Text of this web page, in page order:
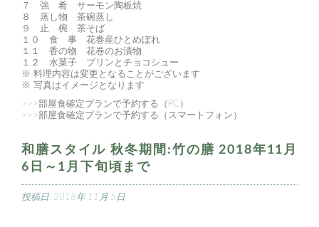
７ 強 肴 サーモン陶板焼
８ 蒸し物 茶碗蒸し
９ 止 椀 茶そば
１０ 食 事 花巻産ひとめぼれ
１１ 香の物 花巻のお漬物
１２ 水菓子 プリンとチョコシュー
※ 料理内容は変更となることがございます
※ 写真はイメージとなります
>>>部屋食確定プランで予約する（PC）
>>>部屋食確定プランで予約する（スマートフォン）
和膳スタイル 秋冬期間:竹の膳 2018年11月
6日～1月下旬頃まで
投稿日: 2018年 11月 5日